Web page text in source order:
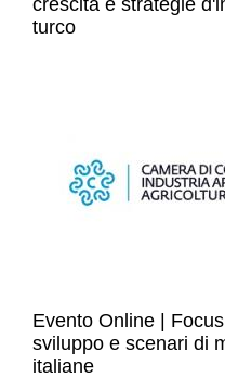
turco
Evento Online |
sviluppo e scenari di
italiane